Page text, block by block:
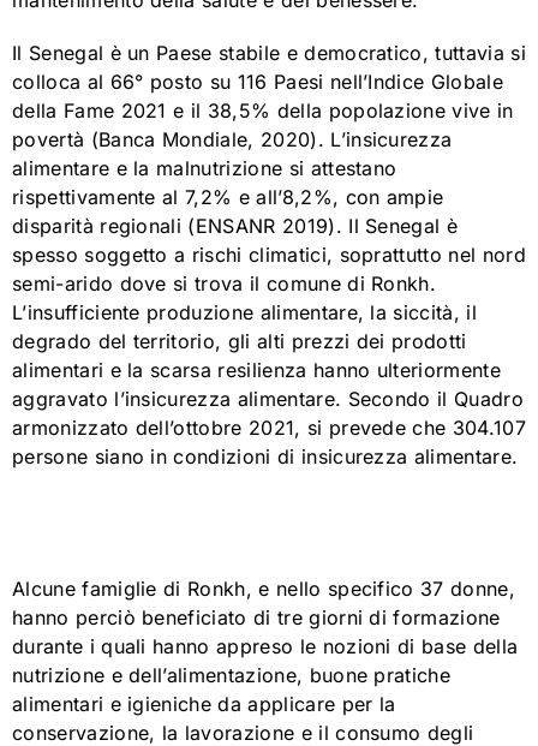
Il Senegal è un Paese stabile e democratico, tuttavia si
colloca al 66° posto su 116 Paesi nell’Indice Globale
della Fame 2021 e il 38,5% della popolazione vive in
povertà (Banca Mondiale, 2020). L’insicurezza
alimentare e la malnutrizione si attestano
rispettivamente al 7,2% e all’8,2%, con ampie
disparità regionali (ENSANR 2019). Il Senegal è
spesso soggetto a rischi climatici, soprattutto nel nord
semi-arido dove si trova il comune di Ronkh.
L’insufficiente produzione alimentare, la siccità, il
degrado del territorio, gli alti prezzi dei prodotti
alimentari e la scarsa resilienza hanno ulteriormente
aggravato l’insicurezza alimentare. Secondo il Quadro
armonizzato dell’ottobre 2021, si prevede che 304.107
persone siano in condizioni di insicurezza alimentare.
Alcune famiglie di Ronkh, e nello specifico 37 donne,
hanno perciò beneficiato di tre giorni di formazione
durante i quali hanno appreso le nozioni di base della
nutrizione e dell’alimentazione, buone pratiche
alimentari e igieniche da applicare per la
conservazione, la lavorazione e il consumo degli